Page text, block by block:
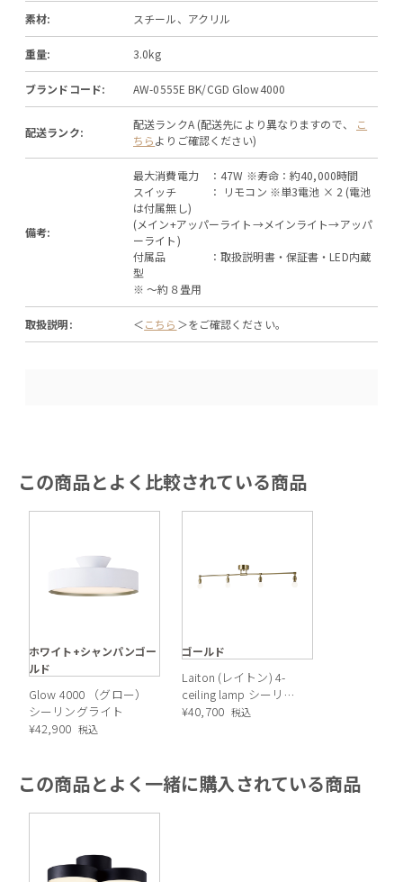
素材: スチール、アクリル
重量: 3.0kg
ブランドコード: AW-0555E BK/CGD Glow4000
配送ランク:
配送ランクA (配送先により異なりますので、
こ
ちらよりご確認ください)
備考:
最大消費電力 ：47W ※寿命：約40,000時間
スイッチ ： リモコン ※単3電池 × 2 (電池
は付属無し)
(メイン+アッパーライト→メインライト→アッパ
ーライト)
付属品 ：取扱説明書・保証書・LED内蔵
型
※ ～約８畳用
取扱説明: ＜こちら ＞をご確認ください。
この商品とよく比較されている商品
ホワイト+シャンパンゴー
ルド
Glow 4000 （グロー）
シーリングライト
¥42,900 税込
ゴールド
Laiton (レイトン) 4-
ceiling lamp シーリン
グライト
¥40,700 税込
この商品とよく一緒に購入されている商品